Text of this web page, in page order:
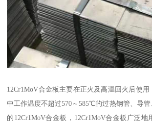
12Cr1MoV合金板主要在正火及高温回火后使
中工作温度不超过570～585℃的过热钢管、导
的12Cr1MoV合金板，12Cr1MoV合金板广泛地